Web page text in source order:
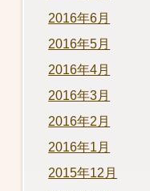
2016年6月
2016年5月
2016年4月
2016年3月
2016年2月
2016年1月
2015年12月